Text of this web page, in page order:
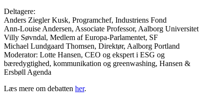
Deltagere:
Anders Ziegler Kusk, Programchef, Industriens Fond
Ann-Louise Andersen, Associate Professor, Aalborg Universitet
Villy Søvndal, Medlem af Europa-Parlamentet, SF
Michael Lundgaard Thomsen, Direktør, Aalborg Portland
Moderator: Lotte Hansen, CEO og ekspert i ESG og
bæredygtighed, kommunikation og greenwashing, Hansen &
Ersbøll Agenda
Læs mere om debatten her.